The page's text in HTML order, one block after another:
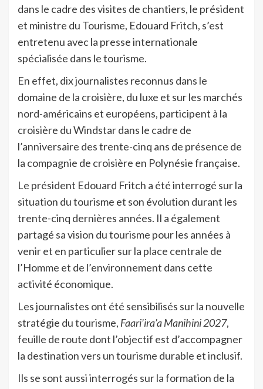
dans le cadre des visites de chantiers, le président
et ministre du Tourisme, Edouard Fritch, s’est
entretenu avec la presse internationale
spécialisée dans le tourisme.
En effet, dix journalistes reconnus dans le
domaine de la croisière, du luxe et sur les marchés
nord-américains et européens, participent à la
croisière du Windstar dans le cadre de
l’anniversaire des trente-cinq ans de présence de
la compagnie de croisière en Polynésie française.
Le président Edouard Fritch a été interrogé sur la
situation du tourisme et son évolution durant les
trente-cinq dernières années. Il a également
partagé sa vision du tourisme pour les années à
venir et en particulier sur la place centrale de
l’Homme et de l’environnement dans cette
activité économique.
Les journalistes ont été sensibilisés sur la nouvelle
stratégie du tourisme, Faari’ira’a Manihini 2027,
feuille de route dont l’objectif est d’accompagner
la destination vers un tourisme durable et inclusif.
Ils se sont aussi interrogés sur la formation de la